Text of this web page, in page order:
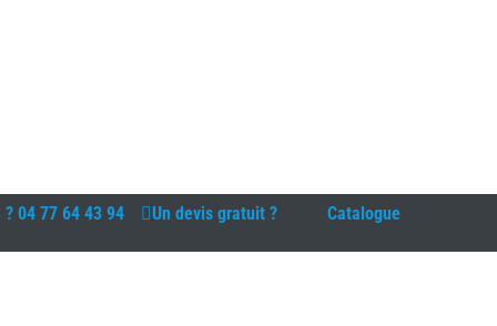
? 04 77 64 43 94 Un devis gratuit ? Catalogue